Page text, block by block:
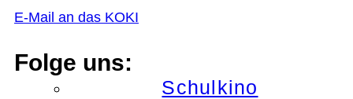
Schulkino
E-Mail an das KOKI
Folge uns: